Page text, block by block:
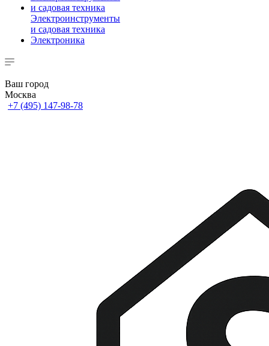
Электроинструменты
и садовая техника
Электроника
Ваш город
Москва
+7 (495) 147-98-78